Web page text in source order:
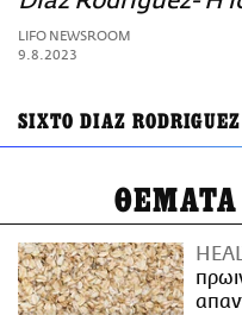
ΑΜΠΑ
PRINT
LIFO NEWSROOM
9.8.2023
SIXTO DIAZ RODRIGUEZ
ΘΕΜΑΤΑ